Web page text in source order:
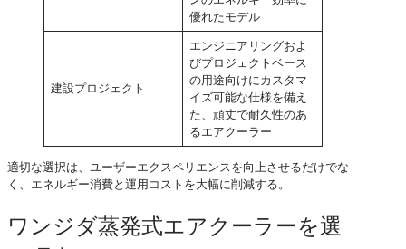
優れたモデル
建設プロジェクト
エンジニアリングおよ
びプロジェクトベース
の用途向けにカスタマ
イズ可能な仕様を備え
た、頑丈で耐久性のあ
るエアクーラー
適切な選択は、ユーザーエクスペリエンスを向上させるだけでな
く、エネルギー消費と運用コストを大幅に削減する。
ワンジダ蒸発式エアクーラーを選